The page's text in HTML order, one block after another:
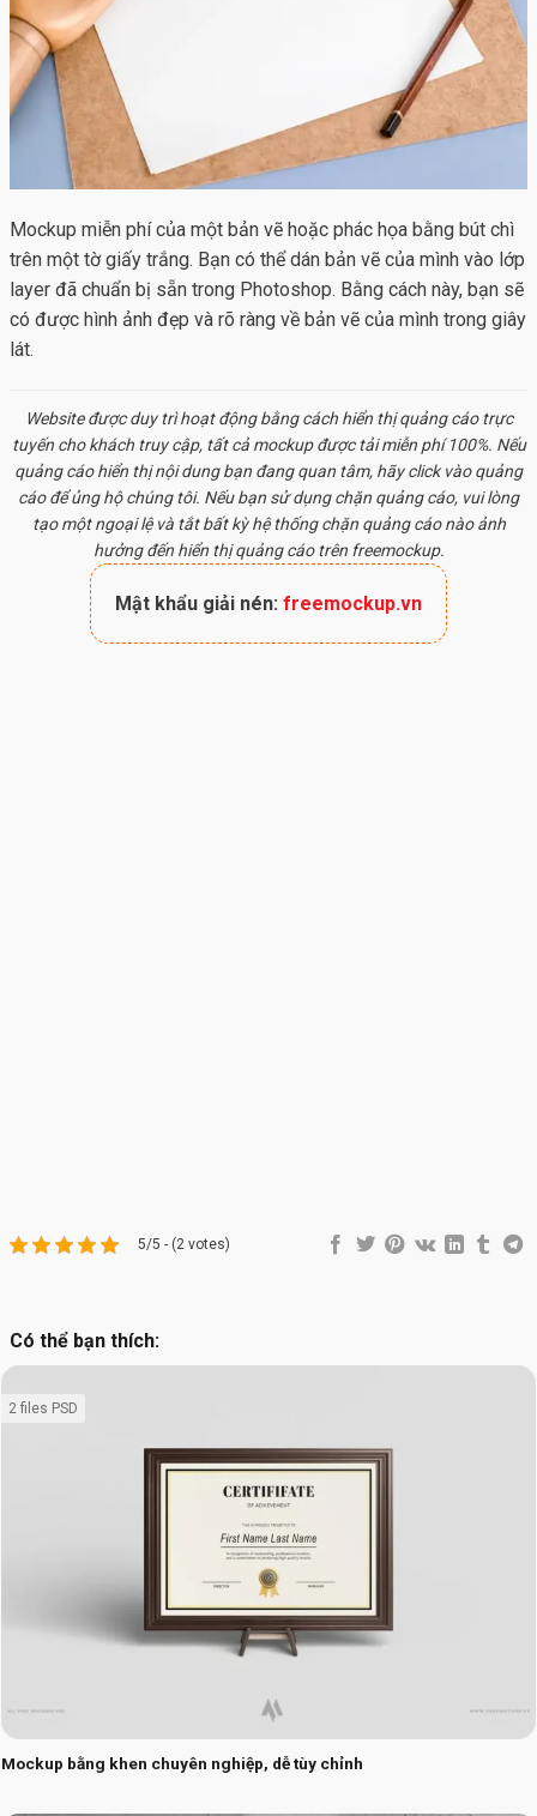
Mockup miễn phí của một bản vẽ hoặc phác họa bằng bút chì
trên một tờ giấy trắng. Bạn có thể dán bản vẽ của mình vào lớp
layer đã chuẩn bị sẵn trong Photoshop. Bằng cách này, bạn sẽ
có được hình ảnh đẹp và rõ ràng về bản vẽ của mình trong giây
lát.
Website được duy trì hoạt động bằng cách hiển thị quảng cáo trực
tuyến cho khách truy cập, tất cả mockupđược tải miễn phí 100%. Nếu
quảng cáo hiển thị nội dung bạn đang quan tâm, hãy click vào quảng
cáo để ủng hộ chúng tôi. Nếu bạn sử dụng chặn quảng cáo, vui lòng
tạo một ngoại lệ và tắt bất kỳ hệ thống chặn quảng cáo nào ảnh
hưởng đến hiển thị quảng cáo trên freemockup.
Mật khẩu giải nén: freemockup.vn
5/5 - (2 votes)
Có thể bạn thích:
Mockup bằng khen chuyên nghiệp, dễ tùy chỉnh
2 files PSD